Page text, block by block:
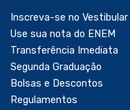
Inscreva-se no Vestibular
Use sua nota do ENEM
Transferência Imediata
Segunda Graduação
Bolsas e Descontos
Regulamentos